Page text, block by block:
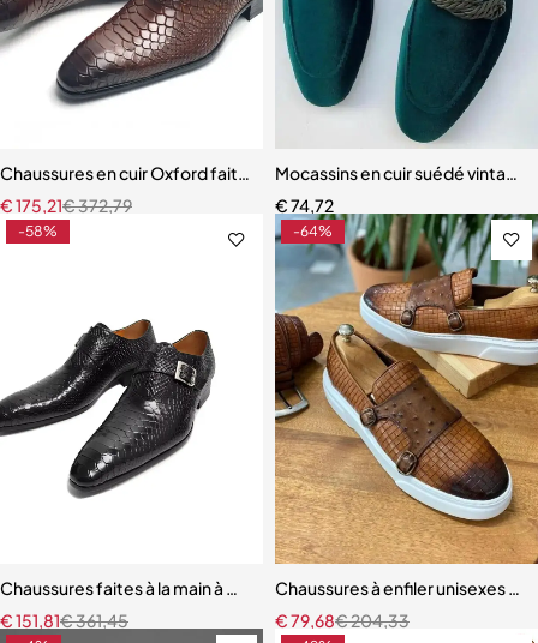
Chaussures en cuir Oxford faites à la main pour hommes,
€372,79
€175,21
Mocassins en cuir suédé vintage
€74,72
-58%
Chaussures faites à la main à motif serpentin pour hommes,
€361,45
€151,81
-64%
Chaussures à enfiler unisexes
€204,33
€79,68